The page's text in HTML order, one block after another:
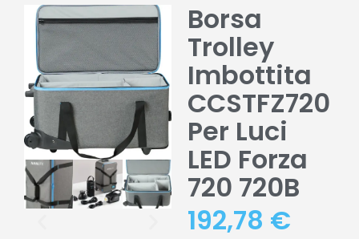
Borsa
Trolley
Imbottita
CCSTFZ720
Per Luci
LED Forza
720 720B
192,78 €